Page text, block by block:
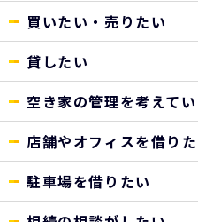
買いたい・売りたい
貸したい
空き家の管理を考えて
店舗やオフィスを借り
駐車場を借りたい